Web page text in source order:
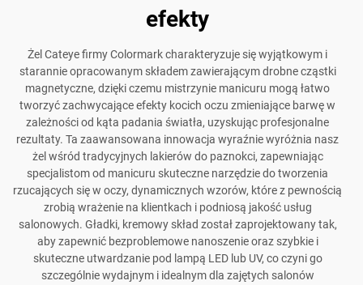
efekty
Żel Cateye firmy Colormark charakteryzuje się wyjątkowym i
starannie opracowanym składem zawierającym drobne cząstki
magnetyczne, dzięki czemu mistrzynie manicuru mogą łatwo
tworzyć zachwycające efekty kocich oczu zmieniające barwę w
zależności od kąta padania światła, uzyskując profesjonalne
rezultaty. Ta zaawansowana innowacja wyraźnie wyróżnia nasz
żel wśród tradycyjnych lakierów do paznokci, zapewniając
specjalistom od manicuru skuteczne narzędzie do tworzenia
rzucających się w oczy, dynamicznych wzorów, które z pewnością
zrobią wrażenie na klientkach i podniosą jakość usług
salonowych. Gładki, kremowy skład został zaprojektowany tak,
aby zapewnić bezproblemowe nanoszenie oraz szybkie i
skuteczne utwardzanie pod lampą LED lub UV, co czyni go
szczególnie wydajnym i idealnym dla zajętych salonów